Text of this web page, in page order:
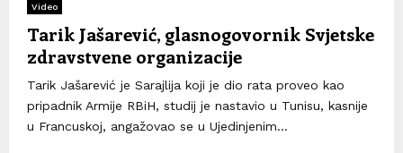
Video
Tarik Jašarević, glasnogovornik Svjetske
zdravstvene organizacije
Tarik Jašarević je Sarajlija koji je dio rata proveo kao
pripadnik Armije RBiH, studij je nastavio u Tunisu, kasnije
u Francuskoj, angažovao se u Ujedinjenim...